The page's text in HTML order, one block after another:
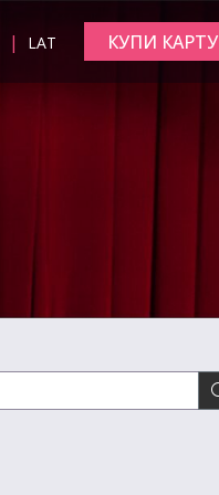
| LAT КУПИ КАРТУ